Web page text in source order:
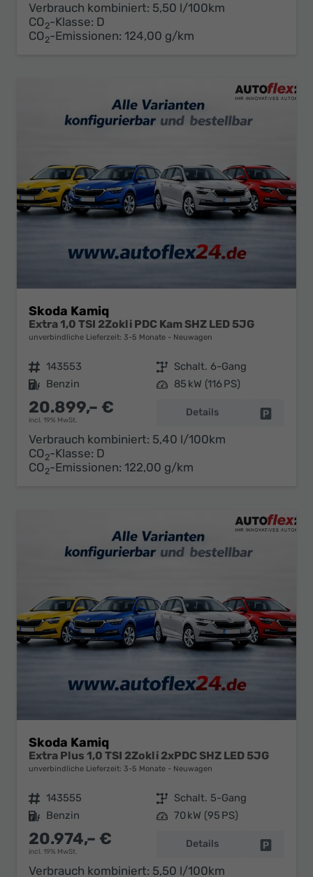
Verbrauch kombiniert: 5,50 l/100km
CO2-Klasse: D
CO2-Emissionen: 124,00 g/km
Skoda Kamiq
Extra 1,0 TSI 2Zokli PDC Kam SHZ LED 5JG
unverbindliche Lieferzeit: 3-5 Monate Neuwagen
Fahrzeugnr. 143553 Getriebe Schalt. 6-Gang
Kraftstoff Benzin Leistung 85 kW (116 PS)
20.899,– €
incl. 19% MwSt.
Details
Verbrauch kombiniert: 5,40 l/100km
CO2-Klasse: D
CO2-Emissionen: 122,00 g/km
Skoda Kamiq
Extra Plus 1,0 TSI 2Zokli 2xPDC SHZ LED 5JG
unverbindliche Lieferzeit: 3-5 Monate Neuwagen
Fahrzeugnr. 143555 Getriebe Schalt. 5-Gang
Kraftstoff Benzin Leistung 70 kW (95 PS)
20.974,– €
incl. 19% MwSt.
Details
Verbrauch kombiniert: 5,50 l/100km